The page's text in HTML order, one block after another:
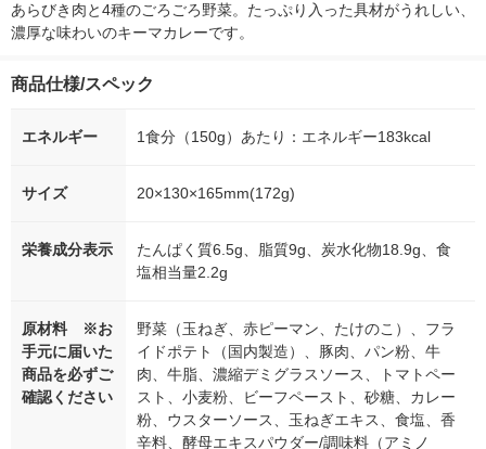
あらびき肉と4種のごろごろ野菜。たっぷり入った具材がうれしい、
濃厚な味わいのキーマカレーです。
商品仕様/スペック
エネルギー 1食分（150g）あたり：エネルギー183kcal
サイズ 20×130×165mm(172g)
栄養成分表示
たんぱく質6.5g、脂質9g、炭水化物18.9g、食
塩相当量2.2g
原材料 ※お
手元に届いた
商品を必ずご
確認ください
野菜（玉ねぎ、赤ピーマン、たけのこ）、フラ
イドポテト（国内製造）、豚肉、パン粉、牛
肉、牛脂、濃縮デミグラスソース、トマトペー
スト、小麦粉、ビーフペースト、砂糖、カレー
粉、ウスターソース、玉ねぎエキス、食塩、香
辛料、酵母エキスパウダー/調味料（アミノ